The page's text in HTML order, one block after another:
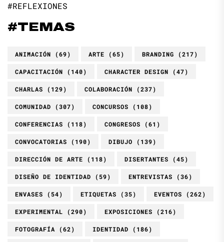
#REFLEXIONES
#TEMAS
ANIMACIÓN (69) ARTE (65) BRANDING (217)
CAPACITACIÓN (140) CHARACTER DESIGN (47)
CHARLAS (129) COLABORACIÓN (237)
COMUNIDAD (307) CONCURSOS (108)
CONFERENCIAS (118) CONGRESOS (61)
CONVOCATORIAS (190) DIBUJO (139)
DIRECCIÓN DE ARTE (118) DISERTANTES (45)
DISEÑO DE IDENTIDAD (59) ENTREVISTAS (36)
ENVASES (54) ETIQUETAS (35) EVENTOS (262)
EXPERIMENTAL (290) EXPOSICIONES (216)
FOTOGRAFÍA (62) IDENTIDAD (186)